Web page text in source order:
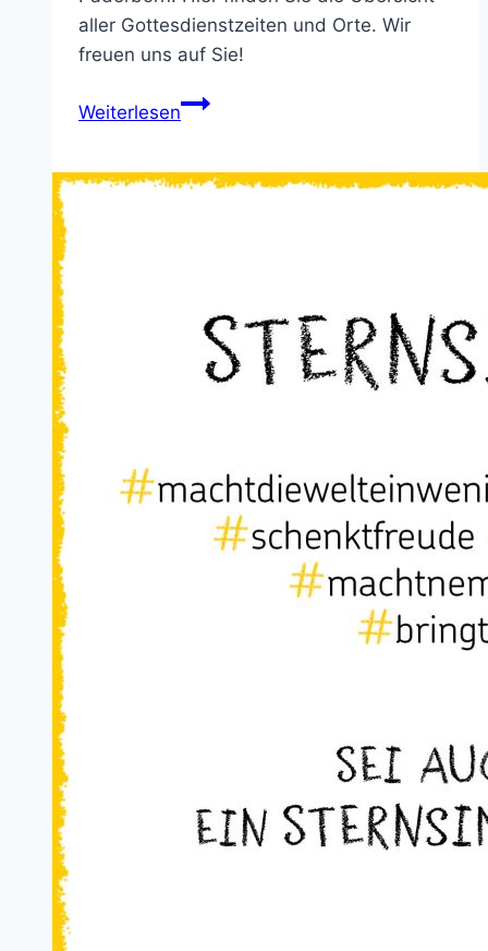
aller Gottesdienstzeiten und Orte. Wir
freuen uns auf Sie!
WeiterlesenWeihnachtsgottesdienste
Raum